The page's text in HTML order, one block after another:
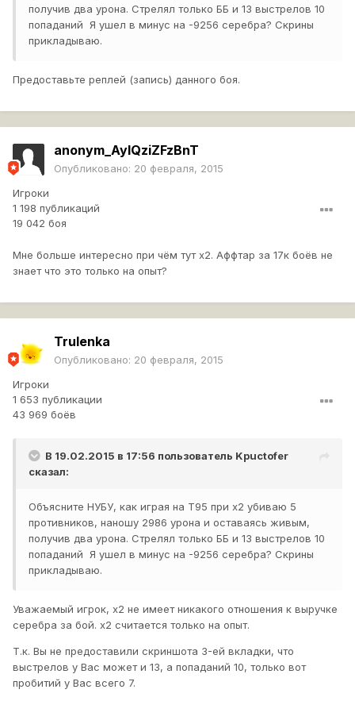
получив два урона. Стрелял только ББ и 13 выстрелов 10
попаданий Я ушел в минус на -9256 серебра? Скрины
прикладываю.
Предоставьте реплей (запись) данного боя.
anonym_AyIQziZFzBnT
Опубликовано: 20 февраля, 2015
Игроки
1 198 публикаций
19 042 боя
Мне больше интересно при чём тут х2. Аффтар за 17к боёв не
знает что это только на опыт?
Trulenka
Опубликовано: 20 февраля, 2015
Игроки
1 653 публикации
43 969 боёв
В 19.02.2015 в 17:56 пользователь Kpuctofer
сказал:
Объясните НУБУ, как играя на Т95 при х2 убиваю 5
противников, наношу 2986 урона и оставаясь живым,
получив два урона. Стрелял только ББ и 13 выстрелов 10
попаданий Я ушел в минус на -9256 серебра? Скрины
прикладываю.
Уважаемый игрок, х2 не имеет никакого отношения к выручке
серебра за бой. х2 считается только на опыт.
Т.к. Вы не предоставили скриншота 3-ей вкладки, что
выстрелов у Вас может и 13, а попаданий 10, только вот
пробитий у Вас всего 7.